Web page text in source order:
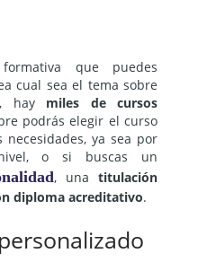
que puedes
cual sea el tema sobre
hay miles de cursos
podrás elegir el curso
ya sea por
o si buscas un
, una titulación
diploma acreditativo.